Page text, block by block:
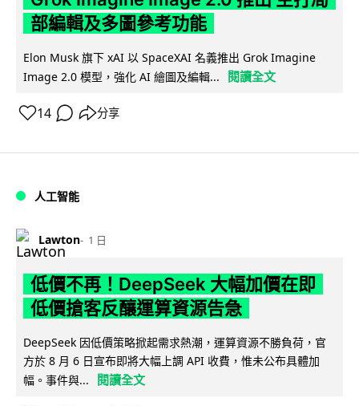
部編輯及多圖參考功能
Elon Musk 旗下 xAI 以 SpaceXAI 名義推出 Grok Imagine
Image 2.0 模型，強化 AI 繪圖及編輯...
閱讀全文
14 分享
人工智能
Lawton 1 日
低價不再！DeepSeek 大幅加價在即
低價搶客反釀運算資源告急
DeepSeek 因低價策略掀起需求熱潮，運算資源不勝負荷，官
方於 8 月 6 日宣布即將大幅上調 API 收費，惟未公布具體加
幅。事件與...
閱讀全文